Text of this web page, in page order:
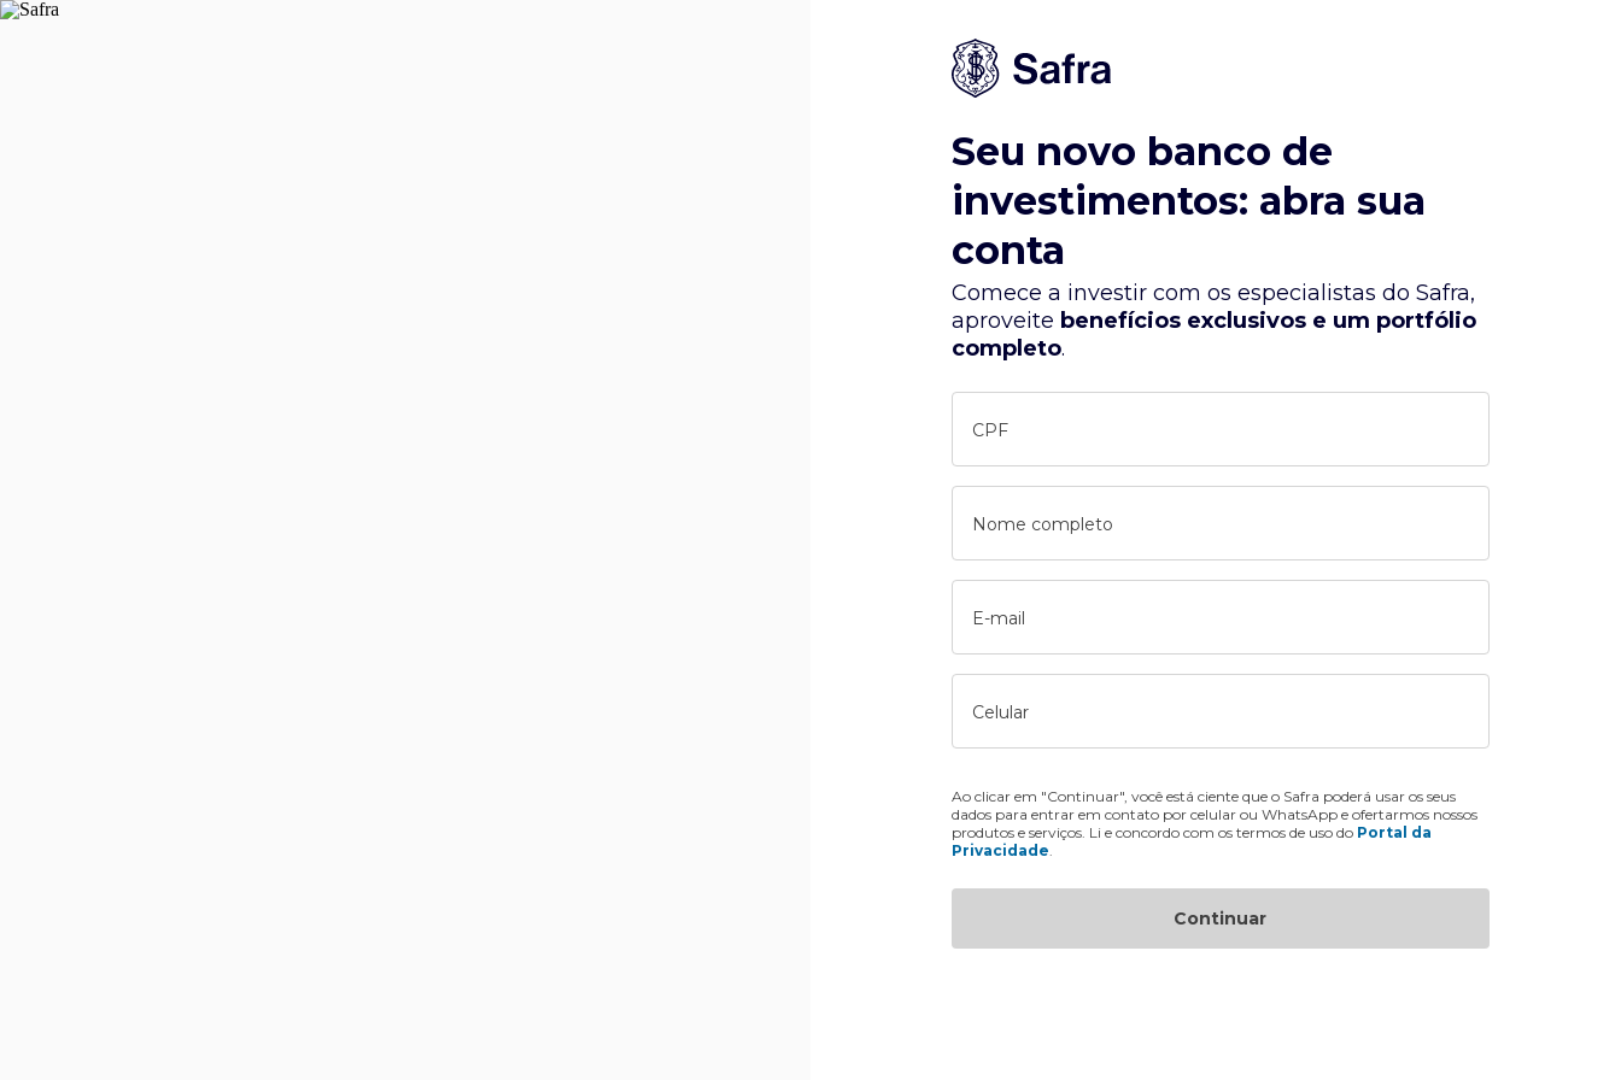
Seu novo banco de
investimentos: abra sua
conta
Comece a investir com os especialistas do Safra,
aproveite benefícios exclusivos e um portfólio
completo.
CPF
Nome completo
E-mail
Celular
Ao clicar em "Continuar", você está ciente que o Safra poderá usar os seus
dados para entrar em contato por celular ou WhatsApp e ofertarmos nossos
produtos e serviços. Li e concordo com os termos de uso do Portal da
Privacidade
Continuar